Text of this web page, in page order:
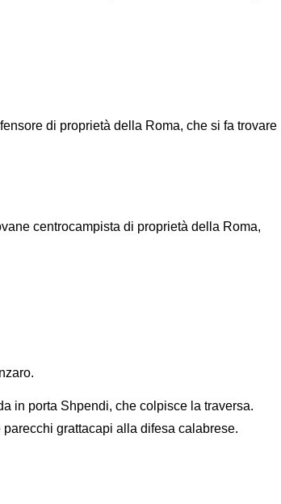
di proprietà della Roma, che si fa trovare
centrocampista di proprietà della Roma,
in porta Shpendi, che colpisce la traversa.
grattacapi alla difesa calabrese.